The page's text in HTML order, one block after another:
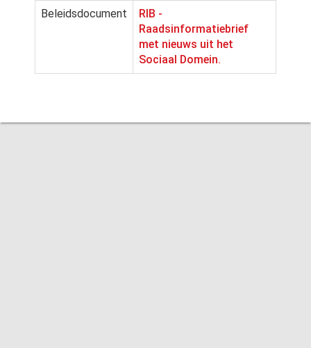
Beleidsdocument
RIB -
Raadsinformatiebrief
met nieuws uit het
Sociaal Domein.